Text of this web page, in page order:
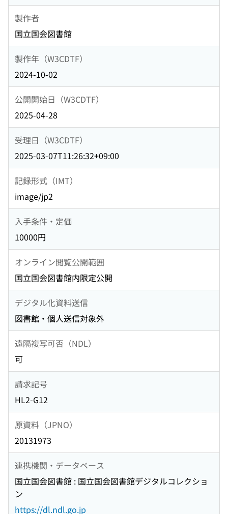
製作者
国立国会図書館
製作年（W3CDTF）
2024-10-02
公開開始日（W3CDTF）
2025-04-28
受理日（W3CDTF）
2025-03-07T11:26:32+09:00
記録形式（IMT）
image/jp2
入手条件・定価
10000円
オンライン閲覧公開範囲
国立国会図書館内限定公開
デジタル化資料送信
図書館・個人送信対象外
遠隔複写可否（NDL）
可
請求記号
HL2-G12
原資料（JPNO）
20131973
連携機関・データベース
国立国会図書館 : 国立国会図書館デジタルコレクショ
ン
https://dl.ndl.go.jp